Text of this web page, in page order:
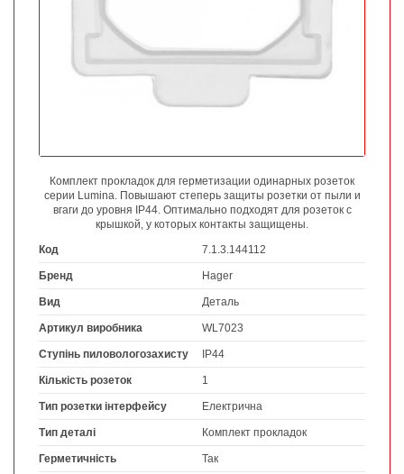
Комплект прокладок для герметизации одинарных розеток
серии Lumina. Повышают степерь защиты розетки от пыли и
вгаги до уровня IP44. Оптимально подходят для розеток с
крышкой, у которых контакты защищены.
Код
7.1.3.144112
Бренд Hager
Вид Деталь
Артикул виробника WL7023
Ступінь пиловологозахисту IP44
Кількість розеток 1
Тип розетки інтерфейсу Електрична
Тип деталі Комплект прокладок
Герметичність Так